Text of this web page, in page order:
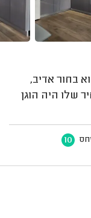
בחור אדיב,
שלו היה הוגן
10